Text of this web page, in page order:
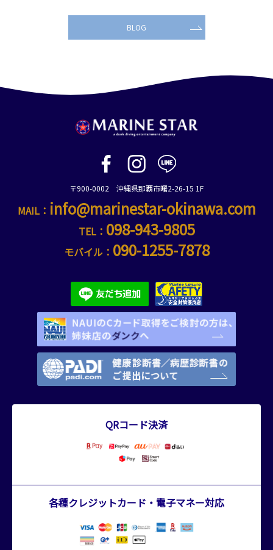
BLOG
〒900-0002 沖縄県那覇市曙2-26-15 1F
MAIL： info@marinestar-okinawa.com
TEL： 098-943-9805
モバイル： 090-1255-7878
QRコード決済
各種クレジットカード・電子マネー対応